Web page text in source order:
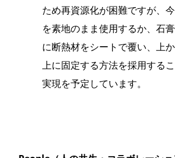
ため再資源化が困難ですが、
を素地のまま使用するか、石
に断熱材をシートで覆い、上
上に固定する方法を採用する
実現を予定しています。